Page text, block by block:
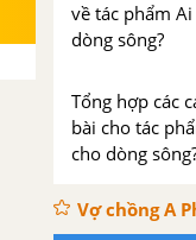
về tác phẩm
dòng sông?
Tổng hợp các
bài cho tác
cho dòng
Vợ chồng A